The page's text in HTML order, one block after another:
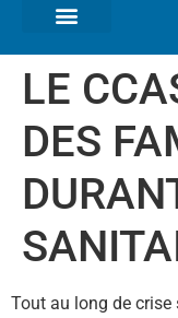
LE
DES
Tout au long de crise